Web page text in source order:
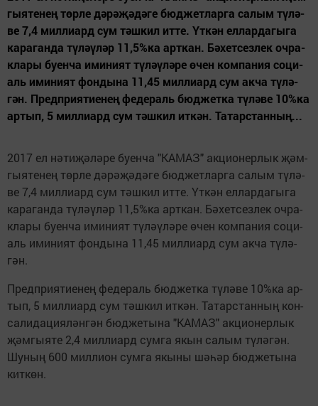
гы­я­те­нең төр­ле дәрә­җә­дә­ге бюд­жет­лар­га са­лым тү­лә­
ве 7,4 мил­ли­ард сум тәш­кил ит­те. Үт­кән ел­лар­да­гы­га
ка­ра­ган­да тү­ләү­ләр 11,5%ка арт­кан. Бә­хет­сез­лек оч­ра­
кла­ры бу­ен­ча ими­ни­ят тү­ләүләре өчен ком­па­ния со­ци­
аль ими­ни­ят фон­ды­на 11,45 мил­ли­ард сум ак­ча тү­лә­
гән. Пред­при­я­ти­е­нең фе­де­раль бюд­жет­ка тү­лә­ве 10%ка
ар­тып, 5 мил­ли­ард сум тәш­кил ит­кән. Та­тар­стан­ның...
2017 ел нә­ти­җә­лә­ре бу­ен­ча "КА­МАЗ" ак­ци­о­нер­лык җәм­
гы­я­те­нең төр­ле дәрә­җә­дә­ге бюд­жет­лар­га са­лым тү­лә­
ве 7,4 мил­ли­ард сум тәш­кил ит­те. Үт­кән ел­лар­да­гы­га
ка­ра­ган­да тү­ләү­ләр 11,5%ка арт­кан. Бә­хет­сез­лек оч­ра­
кла­ры бу­ен­ча ими­ни­ят тү­ләүләре өчен ком­па­ния со­ци­
аль ими­ни­ят фон­ды­на 11,45 мил­ли­ард сум ак­ча тү­лә­
гән.
Пред­при­я­ти­е­нең фе­де­раль бюд­жет­ка тү­лә­ве 10%ка ар­
тып, 5 мил­ли­ард сум тәш­кил ит­кән. Та­тар­стан­ның кон­
са­ли­да­ци­я­лән­гән бюд­же­ты­на "КА­МАЗ" ак­ци­о­нер­лык
җәм­гы­я­те 2,4 мил­ли­ард сум­га якын са­лым тү­лә­гән.
Шу­ның 600 мил­ли­он сум­га якы­ны шәһәр бюд­же­ты­на
кит­көн.